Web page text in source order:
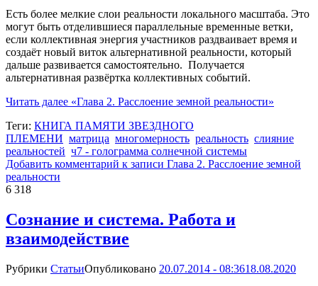
Есть более мелкие слои реальности локального масштаба. Это
могут быть отделившиеся параллельные временные ветки,
если коллективная энергия участников раздваивает время и
создаёт новый виток альтернативной реальности, который
дальше развивается самостоятельно. Получается
альтернативная развёртка коллективных событий.
Читать далее «Глава 2. Расслоение земной реальности»
Теги: КНИГА ПАМЯТИ ЗВЕЗДНОГО
ПЛЕМЕНИ матрица многомерность реальность слияние
реальностей ч7 - голограмма солнечной системы
Добавить комментарий к записи Глава 2. Расслоение земной
реальности
6 318
Сознание и система. Работа и
взаимодействие
Рубрики СтатьиОпубликовано 20.07.2014 - 08:3618.08.2020